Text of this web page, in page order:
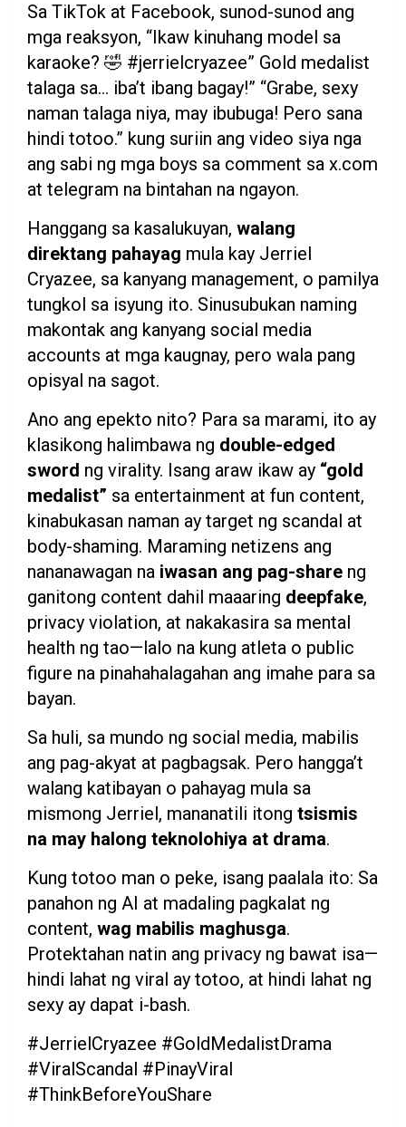
Sa TikTok at Facebook, sunod-sunod ang
mga reaksyon, “Ikaw kinuhang model sa
karaoke? 🤣 #jerrielcryazee” Gold medalist
talaga sa… iba’t ibang bagay!” “Grabe, sexy
naman talaga niya, may ibubuga! Pero sana
hindi totoo.” kung suriin ang video siya nga
ang sabi ng mga boys sa comment sa x.com
at telegram na bintahan na ngayon.
Hanggang sa kasalukuyan, walang
direktang pahayag mula kay Jerriel
Cryazee, sa kanyang management, o pamilya
tungkol sa isyung ito. Sinusubukan naming
makontak ang kanyang social media
accounts at mga kaugnay, pero wala pang
opisyal na sagot.
Ano ang epekto nito? Para sa marami, ito ay
klasikong halimbawa ng double-edged
sword ng virality. Isang araw ikaw ay “gold
medalist” sa entertainment at fun content,
kinabukasan naman ay target ng scandal at
body-shaming. Maraming netizens ang
nananawagan na iwasan ang pag-share ng
ganitong content dahil maaaring deepfake,
privacy violation, at nakakasira sa mental
health ng tao—lalo na kung atleta o public
figure na pinahahalagahan ang imahe para sa
bayan.
Sa huli, sa mundo ng social media, mabilis
ang pag-akyat at pagbagsak. Pero hangga’t
walang katibayan o pahayag mula sa
mismong Jerriel, mananatili itong tsismis
na may halong teknolohiya at drama.
Kung totoo man o peke, isang paalala ito: Sa
panahon ng AI at madaling pagkalat ng
content, wag mabilis maghusga.
Protektahan natin ang privacy ng bawat isa—
hindi lahat ng viral ay totoo, at hindi lahat ng
sexy ay dapat i-bash.
#JerrielCryazee #GoldMedalistDrama
#ViralScandal #PinayViral
#ThinkBeforeYouShare